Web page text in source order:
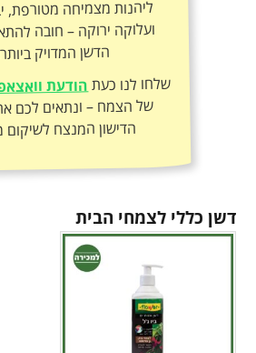
הדשן המדויק
שלחו לנו כעתהודעת
הדישון המנצח לשיקום
דשן כללי לצמחי הבית